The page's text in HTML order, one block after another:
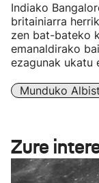
Indiako
britainiarra
zen bat-bateko
emanaldirako
ezagunak ukatu
Munduko
Zure